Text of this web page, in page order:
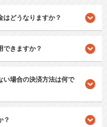
はどうなりますか？
できますか？
い場合の決済方法は何で
？